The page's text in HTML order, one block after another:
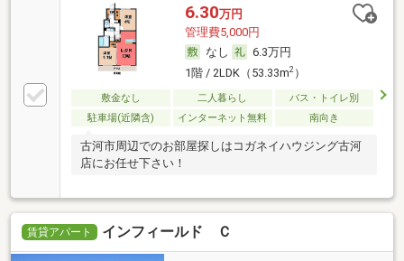
6.30万円
管理費5,000円
なし
6.3万円
1階 / 2LDK（53.33m2）
敷金なし 二人暮らし
バス・トイレ別
駐車場(近隣含)
インターネット無料 南向き
古河市周辺でのお部屋探しはコガネイハウジング古河
店にお任せ下さい！
賃貸アパート インフィールド Ｃ